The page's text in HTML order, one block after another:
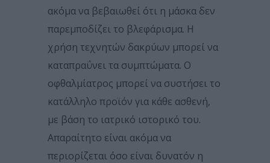
ακόμα να βεβαιωθεί ότι η μάσκα δεν
παρεμποδίζει το βλεφάρισμα. Η
χρήση τεχνητών δακρύων μπορεί να
καταπραΰνει τα συμπτώματα. Ο
οφθαλμίατρος μπορεί να συστήσει το
κατάλληλο προϊόν για κάθε ασθενή,
με βάση το ιατρικό ιστορικό του.
Απαραίτητο είναι ακόμα να
περιορίζεται όσο είναι δυνατόν η